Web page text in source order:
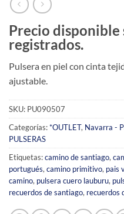
Precio disponible
registrados.
Pulsera en piel con cinta
ajustable.
SKU: PU090507
Categorías:*OUTLET, Navarra -
PULSERAS
Etiquetas:camino de santiago,
portugués,camino primitivo, pais
camino, pulsera cuero lauburu,
recuerdos de santiago, recuerdos